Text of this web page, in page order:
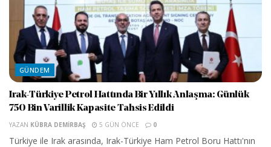
GÜNDEM
Irak-Türkiye Petrol Hattında Bir Yıllık Anlaşma: Günlük
750 Bin Varillik Kapasite Tahsis Edildi
YAZAN KÜBRA DEMIRBAŞ 5 GÜN ÖNCE 0
Türkiye ile Irak arasında, Irak-Türkiye Ham Petrol Boru Hattı'nın